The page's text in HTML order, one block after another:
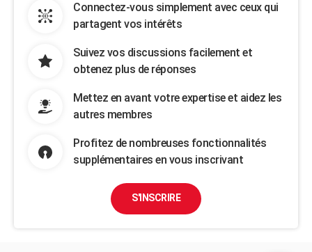
Connectez-vous simplement avec ceux qui
partagent vos intérêts
Suivez vos discussions facilement et
obtenez plus de réponses
Mettez en avant votre expertise et aidez les
autres membres
Profitez de nombreuses fonctionnalités
supplémentaires en vous inscrivant
S'INSCRIRE